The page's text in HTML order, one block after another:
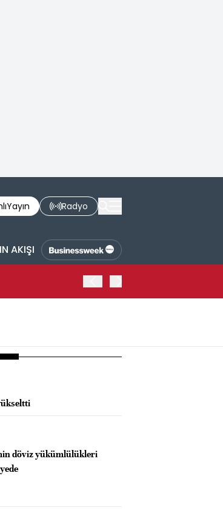
Yayın Radyo
AKIŞI
döviz yükümlülükleri